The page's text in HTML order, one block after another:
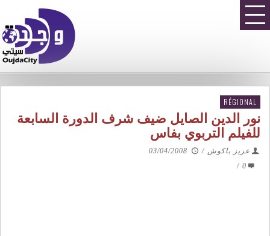
RÉGIONAL
نور الدين الصايل ضيف شرف الدورة السابعة
للفيلم التربوي بفاس
عزيز باكوش /
03/04/2008
0
/